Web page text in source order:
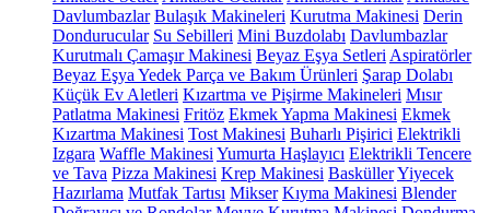
Davlumbazlar Bulaşık Makineleri Kurutma Makinesi Derin
Dondurucular Su Sebilleri Mini Buzdolabı Davlumbazlar
Kurutmalı Çamaşır Makinesi Beyaz Eşya Setleri Aspiratörler
Beyaz Eşya Yedek Parça ve Bakım Ürünleri Şarap Dolabı
Küçük Ev Aletleri Kızartma ve Pişirme Makineleri Mısır
Patlatma Makinesi Fritöz Ekmek Yapma Makinesi Ekmek
Kızartma Makinesi Tost Makinesi Buharlı Pişirici Elektrikli
Izgara Waffle Makinesi Yumurta Haşlayıcı Elektrikli Tencere
ve Tava Pizza Makinesi Krep Makinesi BasküllerYiyecek
Hazırlama Mutfak Tartısı Mikser Kıyma Makinesi Blender